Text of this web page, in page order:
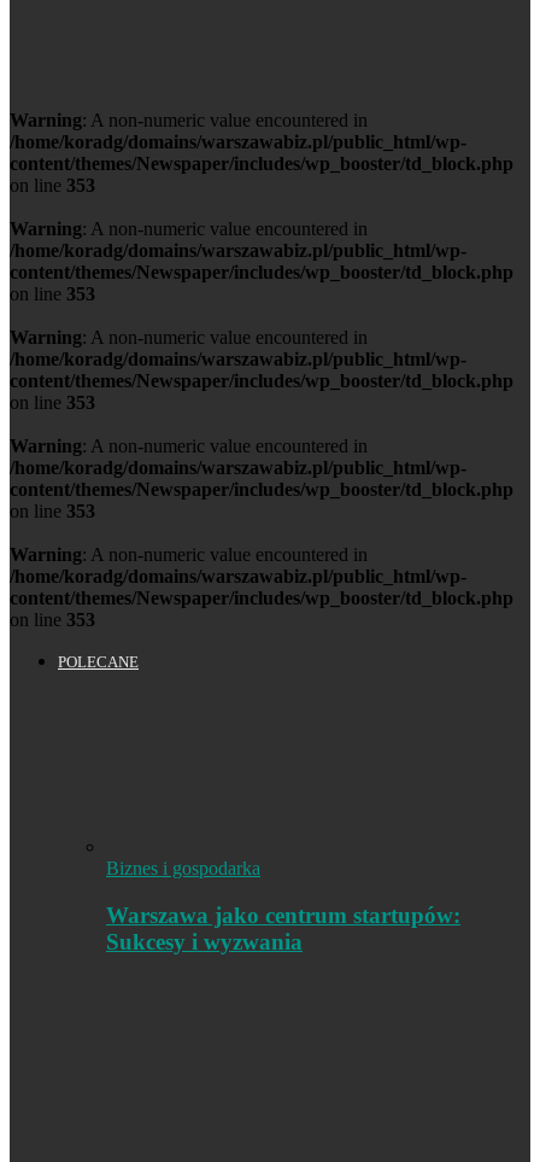
Warning: A non-numeric value encountered in
/home/koradg/domains/warszawabiz.pl/public_html/wp-
content/themes/Newspaper/includes/wp_booster/td_block.php
on line 353
Warning: A non-numeric value encountered in
/home/koradg/domains/warszawabiz.pl/public_html/wp-
content/themes/Newspaper/includes/wp_booster/td_block.php
on line 353
Warning: A non-numeric value encountered in
/home/koradg/domains/warszawabiz.pl/public_html/wp-
content/themes/Newspaper/includes/wp_booster/td_block.php
on line 353
Warning: A non-numeric value encountered in
/home/koradg/domains/warszawabiz.pl/public_html/wp-
content/themes/Newspaper/includes/wp_booster/td_block.php
on line 353
Warning: A non-numeric value encountered in
/home/koradg/domains/warszawabiz.pl/public_html/wp-
content/themes/Newspaper/includes/wp_booster/td_block.php
on line 353
POLECANE
Biznes i gospodarka
Warszawa jako centrum startupów:
Sukcesy i wyzwania